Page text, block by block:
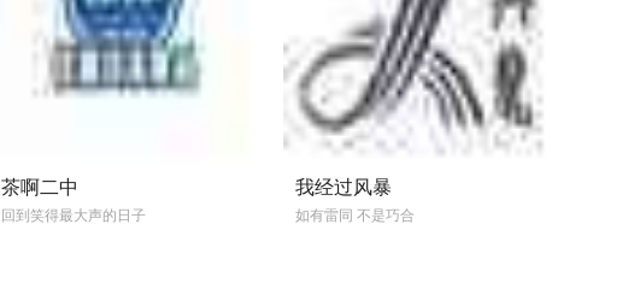
茶啊二中
回到笑得最大声的日子
我经过风暴
如有雷同 不是巧合